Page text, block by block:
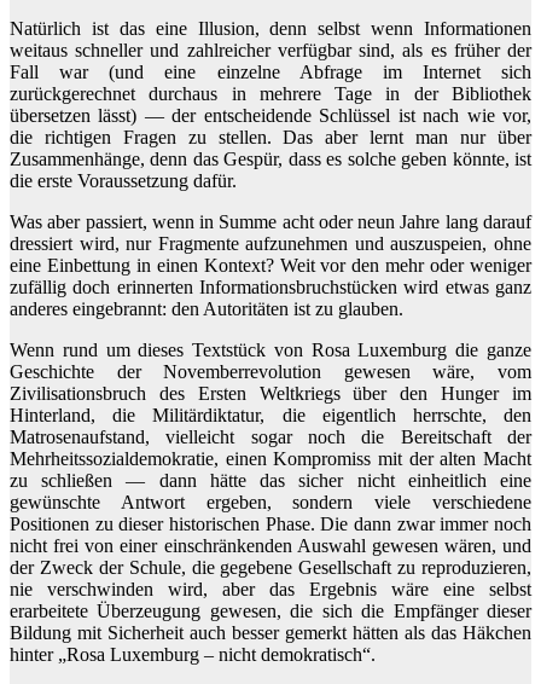
Natürlich ist das eine Illusion, denn selbst wenn Informationen
weitaus schneller und zahlreicher verfügbar sind, als es früher der
Fall war (und eine einzelne Abfrage im Internet sich
zurückgerechnet durchaus in mehrere Tage in der Bibliothek
übersetzen lässt) — der entscheidende Schlüssel ist nach wie vor,
die richtigen Fragen zu stellen. Das aber lernt man nur über
Zusammenhänge, denn das Gespür, dass es solche geben könnte, ist
die erste Voraussetzung dafür.
Was aber passiert, wenn in Summe acht oder neun Jahre lang darauf
dressiert wird, nur Fragmente aufzunehmen und auszuspeien, ohne
eine Einbettung in einen Kontext? Weit vor den mehr oder weniger
zufällig doch erinnerten Informationsbruchstücken wird etwas ganz
anderes eingebrannt: den Autoritäten ist zu glauben.
Wenn rund um dieses Textstück von Rosa Luxemburg die ganze
Geschichte der Novemberrevolution gewesen wäre, vom
Zivilisationsbruch des Ersten Weltkriegs über den Hunger im
Hinterland, die Militärdiktatur, die eigentlich herrschte, den
Matrosenaufstand, vielleicht sogar noch die Bereitschaft der
Mehrheitssozialdemokratie, einen Kompromiss mit der alten Macht
zu schließen — dann hätte das sicher nicht einheitlich eine
gewünschte Antwort ergeben, sondern viele verschiedene
Positionen zu dieser historischen Phase. Die dann zwar immer noch
nicht frei von einer einschränkenden Auswahl gewesen wären, und
der Zweck der Schule, die gegebene Gesellschaft zu reproduzieren,
nie verschwinden wird, aber das Ergebnis wäre eine selbst
erarbeitete Überzeugung gewesen, die sich die Empfänger dieser
Bildung mit Sicherheit auch besser gemerkt hätten als das Häkchen
hinter „Rosa Luxemburg – nicht demokratisch“.